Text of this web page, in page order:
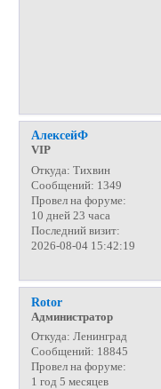
АлексейФ
VIP
Откуда: Тихвин
Сообщений: 1349
Провел на форуме:
10 дней 23 часа
Последний визит:
2026-08-04 15:42:19
Rotor
Администратор
Откуда: Ленинград
Сообщений: 18845
Провел на форуме:
1 год 5 месяцев